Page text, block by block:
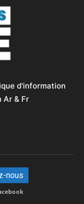
d'information
Ar & Fr
nous